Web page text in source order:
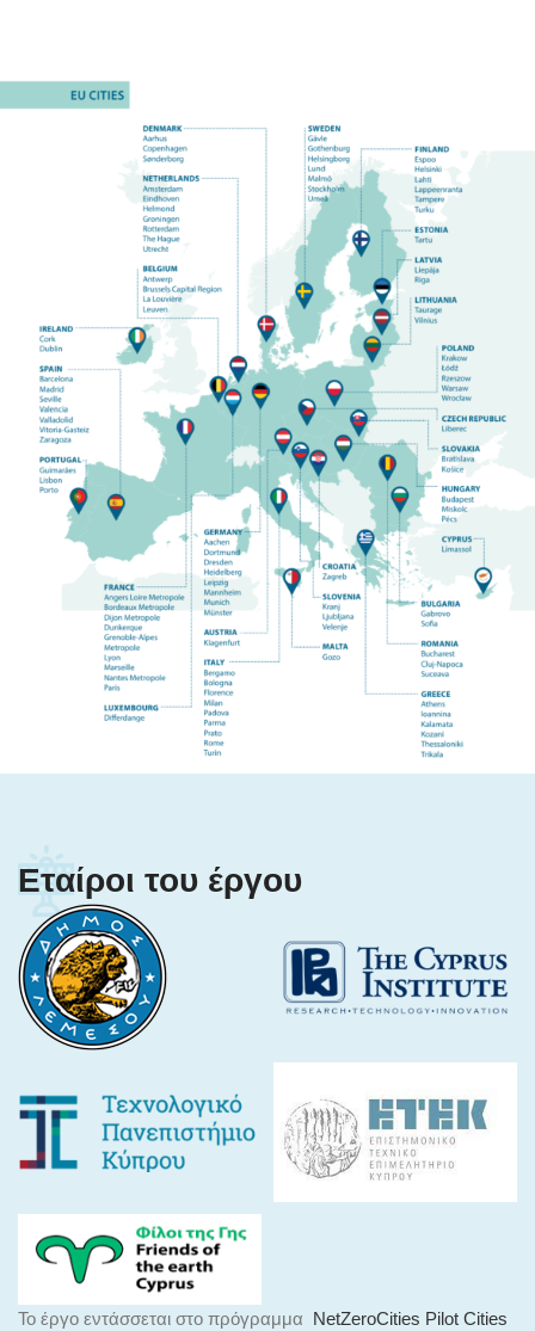
Εταίροι του έργου
Το έργο εντάσσεται στο πρόγραμμα NetZeroCities Pilot Cities